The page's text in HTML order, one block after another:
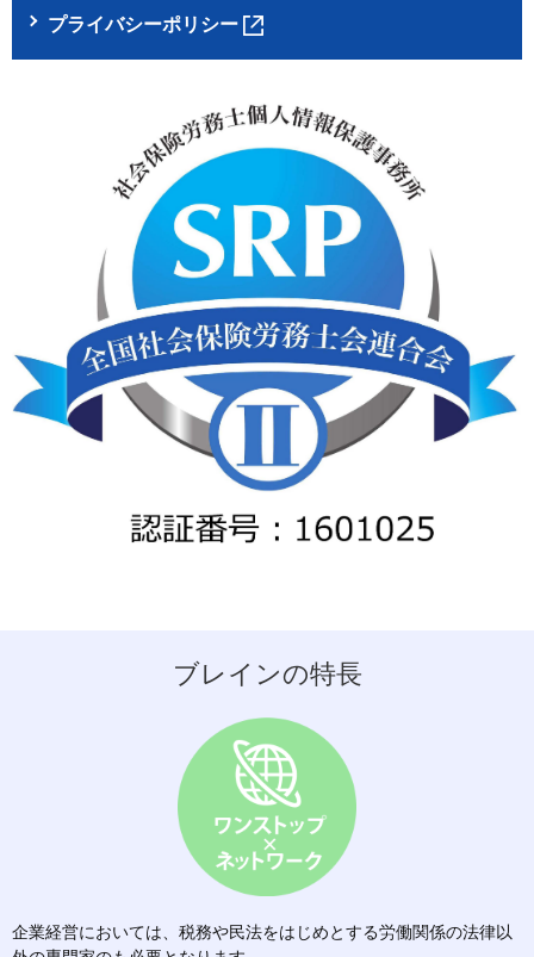
プライバシーポリシー
ブレインの特長
企業経営においては、税務や民法をはじめとする労働関係の法律以